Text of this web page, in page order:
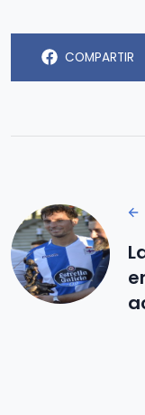
COMPARTIR